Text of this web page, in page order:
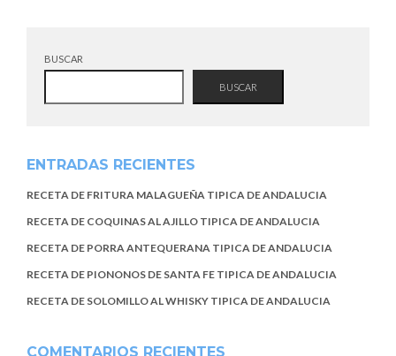
BUSCAR
BUSCAR
ENTRADAS RECIENTES
RECETA DE FRITURA MALAGUEÑA TIPICA DE ANDALUCIA
RECETA DE COQUINAS AL AJILLO TIPICA DE ANDALUCIA
RECETA DE PORRA ANTEQUERANA TIPICA DE ANDALUCIA
RECETA DE PIONONOS DE SANTA FE TIPICA DE ANDALUCIA
RECETA DE SOLOMILLO AL WHISKY TIPICA DE ANDALUCIA
COMENTARIOS RECIENTES